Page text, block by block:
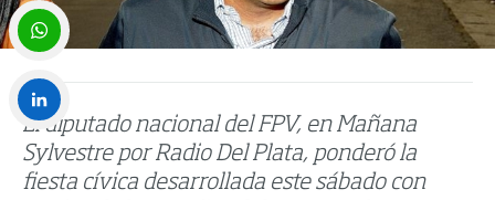
El diputado nacional del FPV, en Mañana
Sylvestre por Radio Del Plata, ponderó la
fiesta cívica desarrollada este sábado con
Twitter
WhatsApp
LinkedIn